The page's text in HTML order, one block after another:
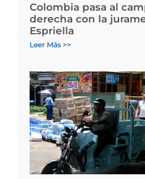
Colombia pasa al
derecha con la
Espriella
Leer Más >>